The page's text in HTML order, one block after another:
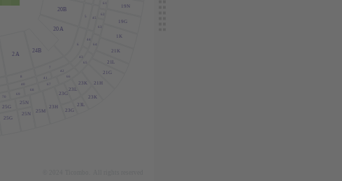
20B
20 A
24B
2A
19N
19G
1K
21K
21 L
21G
21H
40
41
42
69
70
66
67
68
6
43
44
45
61
62
63
64
65
25N
25G
23K
23
L
23G
23H
25M
25N
25G
23K
23
23G